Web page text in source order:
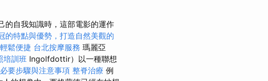
的自我知識時，這部電影的運作
的特點與優勢，打造自然美觀的
鬆便捷 台北按摩服務 瑪麗亞
培訓班 Ingolfdottir）以一種聯想
要步驟與注意事項 整脊治療 例